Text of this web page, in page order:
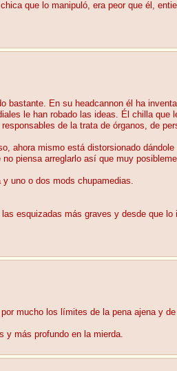
que lo manipuló, era peor que él,
bastante. En su headcannon él ha
le han robado las ideas. Él chilla que
de la trata de órganos, de
ahora mismo está distorsionado
piensa arreglarlo así que muy
uno o dos mods chupamedias.
esquizadas más graves y desde que lo
mucho los límites de la pena ajena y
y más profundo en la mierda.